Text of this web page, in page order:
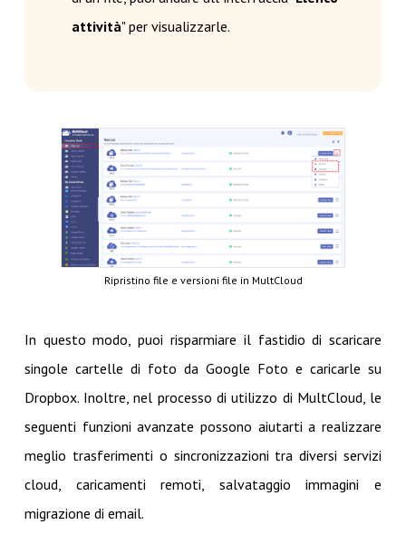
attività" per visualizzarle.
Ripristino file e versioni file in MultCloud
In questo modo, puoi risparmiare il fastidio di scaricare
singole cartelle di foto da Google Foto e caricarle su
Dropbox. Inoltre, nel processo di utilizzo di MultCloud, le
seguenti funzioni avanzate possono aiutarti a realizzare
meglio trasferimenti o sincronizzazioni tra diversi servizi
cloud, caricamenti remoti, salvataggio immagini e
migrazione di email.